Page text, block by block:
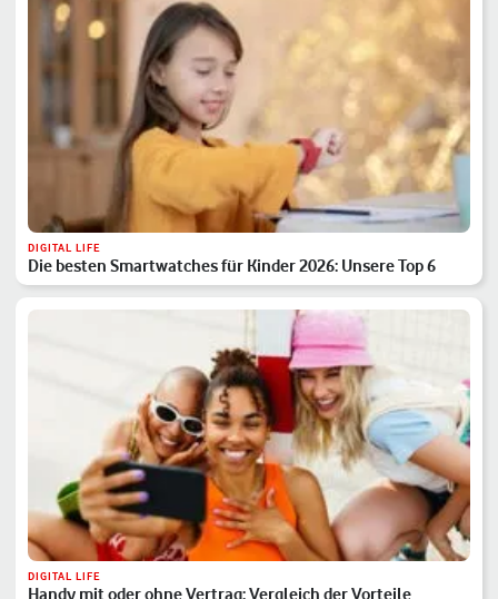
DIGITAL LIFE
Die besten Smartwatches für Kinder 2026: Unsere Top 6
DIGITAL LIFE
Handy mit oder ohne Vertrag: Vergleich der Vorteile